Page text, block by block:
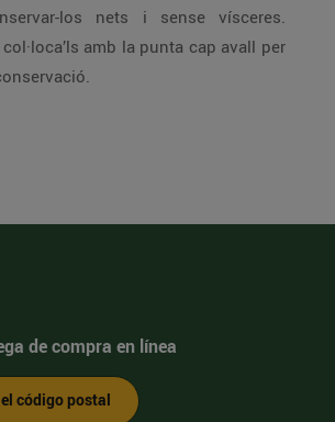
los nets i sense vísceres.
col·loca’ls amb la punta cap avall per
de compra en línea
código postal